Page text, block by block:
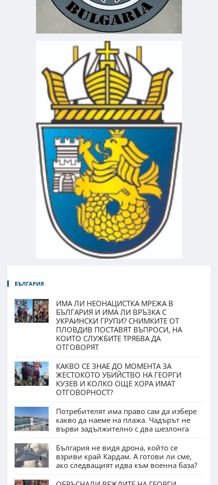
БЪЛГАРИЯ
ИМА ЛИ НЕОНАЦИСТКА МРЕЖА В
БЪЛГАРИЯ И ИМА ЛИ ВРЪЗКА С
УКРАИНСКИ ГРУПИ? СНИМКИТЕ ОТ
ПЛОВДИВ ПОСТАВЯТ ВЪПРОСИ, НА
КОИТО СЛУЖБИТЕ ТРЯБВА ДА
ОТГОВОРЯТ
КАКВО СЕ ЗНАЕ ДО МОМЕНТА ЗА
ЖЕСТОКОТО УБИЙСТВО НА ГЕОРГИ
КУЗЕВ И КОЛКО ОЩЕ ХОРА ИМАТ
ОТГОВОРНОСТ?
Потребителят има право сам да избере
какво да наеме на плажа. Чадърът не
върви задължително с два шезлонга
България не видя дрона, който се
взриви край Кардам. А готови ли сме,
ако следващият идва към военна база?